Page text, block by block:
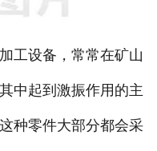
资质荣誉
联系我们
设备，常常在矿山
中起到激振作用的主
种零件大部分都会采